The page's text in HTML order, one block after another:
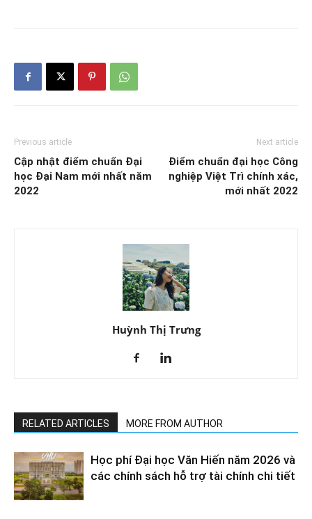
Previous article
Cập nhật điểm chuẩn Đại
học Đại Nam mới nhất năm
2022
Next article
Điểm chuẩn đại học Công
nghiệp Việt Trì chính xác,
mới nhất 2022
Huỳnh Thị Trưng
RELATED ARTICLES MORE FROM AUTHOR
Học phí Đại học Văn Hiến năm 2026 và
các chính sách hỗ trợ tài chính chi tiết